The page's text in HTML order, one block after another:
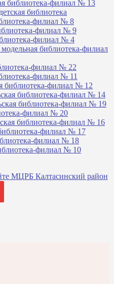
библиотека-филиал № 13
библиотека
филиал № 8
филиал № 9
филиал № 4
библиотека-филиал
филиал № 22
филиал № 11
библиотека-филиал № 12
библиотека-филиал № 14
библиотека-филиал № 19
филиал № 20
библиотека-филиал № 16
филиал № 17
филиал № 18
филиал № 10